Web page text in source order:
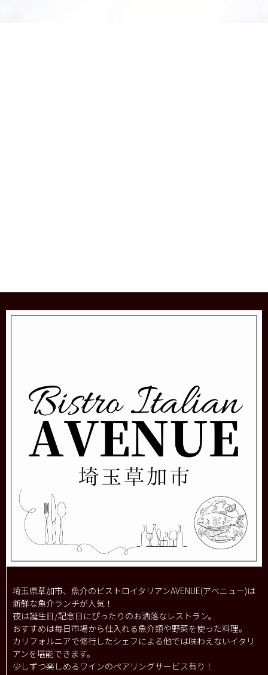
埼玉県草加市、魚介のビストロイタリアンAVENUE(アベニュー)は
新鮮な魚介ランチが人気！
夜は誕生日/記念日にぴったりのお洒落なレストラン。
おすすめは毎日市場から仕入れる魚介類や野菜を使った料理。
カリフォルニアで修行したシェフによる他では味わえないイタリ
アンを堪能できます。
少しずつ楽しめるワインのペアリングサービス有り！